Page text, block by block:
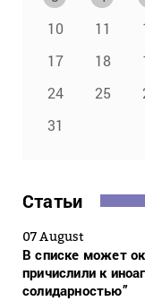
10
11
17
18
24
25
31
Статьи
07 August
В списке может
причислили к
солидарностью”